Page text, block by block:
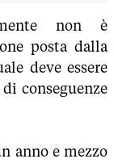
non è
posta dalla
deve essere
conseguenze
anno e mezzo